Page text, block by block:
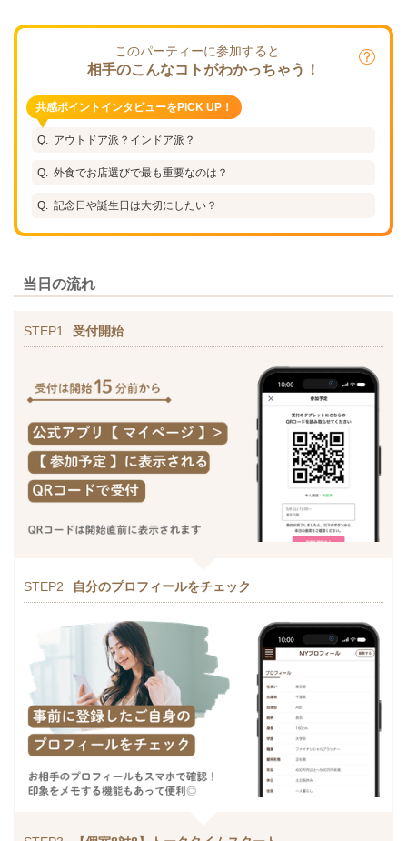
このパーティーに参加すると…
相手のこんなコトがわかっちゃう！
共感ポイントインタビューをPICK UP！
アウトドア派？インドア派？
外食でお店選びで最も重要なのは？
記念日や誕生日は大切にしたい？
当日の流れ
STEP1 受付開始
STEP2 自分のプロフィールをチェック